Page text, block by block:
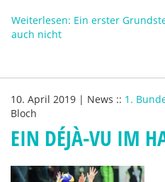
Weiterlesen: Ein erster
auch nicht
10. April 2019 | News :: 1.
Bloch
EIN DÉJÀ-VU IM